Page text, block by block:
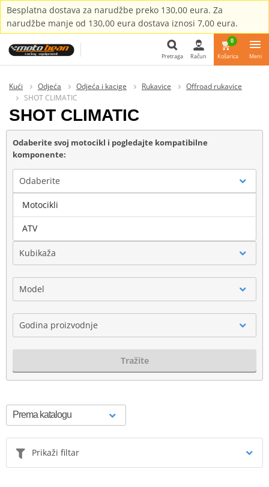
Besplatna dostava za narudžbe preko 130,00 eura. Za
narudžbe manje od 130,00 eura dostava iznosi 7,00 eura.
Pretraga
Pretraga Račun
0
Košarica Meni
Kući Odjeća Odjeća i kacige Rukavice
Offroad rukavice
SHOT CLIMATIC
SHOT CLIMATIC
Odaberite svoj motocikl i pogledajte kompatibilne
komponente:
Odaberite
Marka
Kubikaža
Model
Godina proizvodnje
Tražite
Prikaži filtar
Motocikli
ATV